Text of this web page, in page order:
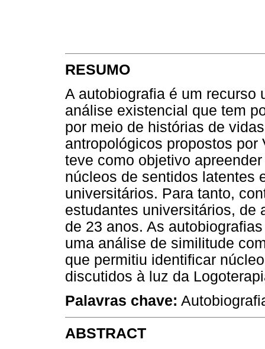
RESUMO
A autobiografia é um recurso
análise existencial que tem
por meio de histórias de
antropológicos propostos
teve como objetivo
núcleos de sentidos latentes
universitários. Para tanto,
estudantes universitários, de
de 23 anos. As
uma análise de similitude
que permitiu identificar
discutidos à luz da
Palavras chave:
ABSTRACT